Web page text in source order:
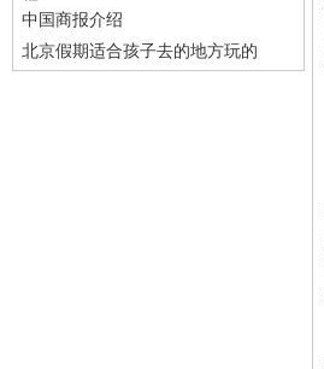
中国商报介绍
北京假期适合孩子去的地方玩的